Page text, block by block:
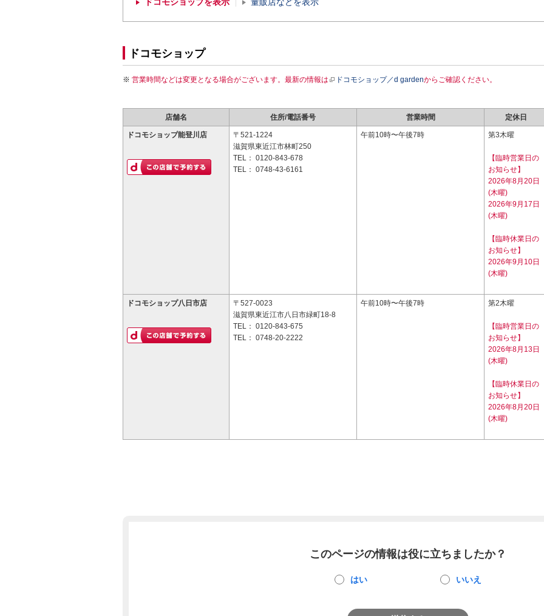
ドコモショップ
営業時間などは変更となる場合がございます。最新の情報は ドコモショップ／d gardenからご確認ください。
店舗名 住所/電話番号 営業時間 定休日
ドコモショップ能登川店
〒521-1224
滋賀県東近江市林町250
TEL： 0120-843-678
TEL： 0748-43-6161
午前10時〜午後7時 第3木曜
【臨時営業日の
お知らせ】
2026年8月20日
(木曜)
2026年9月17日
(木曜)
【臨時休業日の
お知らせ】
2026年9月10日
(木曜)
ドコモショップ八日市店
〒527-0023
滋賀県東近江市八日市緑町18-8
TEL： 0120-843-675
TEL： 0748-20-2222
午前10時〜午後7時 第2木曜
【臨時営業日の
お知らせ】
2026年8月13日
(木曜)
【臨時休業日の
お知らせ】
2026年8月20日
(木曜)
このページの情報は役に立ちましたか？
はい いいえ